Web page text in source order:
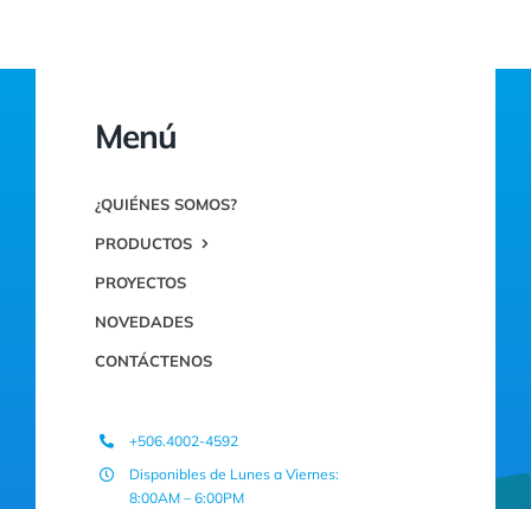
Menú
¿QUIÉNES SOMOS?
PRODUCTOS
PROYECTOS
NOVEDADES
CONTÁCTENOS
+506.4002-4592
Disponibles de Lunes a Viernes:
8:00AM – 6:00PM